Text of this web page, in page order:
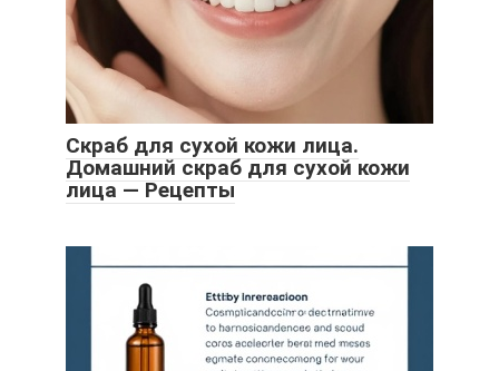
Скраб для сухой кожи лица.
Домашний скраб для сухой кожи
лица — Рецепты